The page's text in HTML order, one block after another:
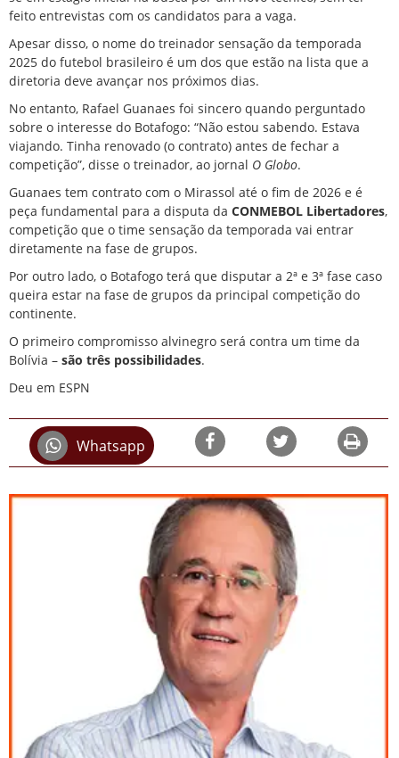
feito entrevistas com os candidatos para a vaga.
Apesar disso, o nome do treinador sensação da temporada
2025 do futebol brasileiro é um dos que estão na lista que a
diretoria deve avançar nos próximos dias.
No entanto, Rafael Guanaes foi sincero quando perguntado
sobre o interesse do Botafogo: “Não estou sabendo. Estava
viajando. Tinha renovado (o contrato) antes de fechar a
competição”, disse o treinador, ao jornal O Globo.
Guanaes tem contrato com o Mirassol até o fim de 2026 e é
peça fundamental para a disputa da CONMEBOL Libertadores,
competição que o time sensação da temporada vai entrar
diretamente na fase de grupos.
Por outro lado, o Botafogo terá que disputar a 2ª e 3ª fase caso
queira estar na fase de grupos da principal competição do
continente.
O primeiro compromisso alvinegro será contra um time da
Bolívia – são três possibilidades.
Deu em ESPN
Whatsapp